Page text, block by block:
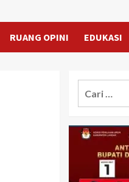
RUANG OPINI EDUKASI